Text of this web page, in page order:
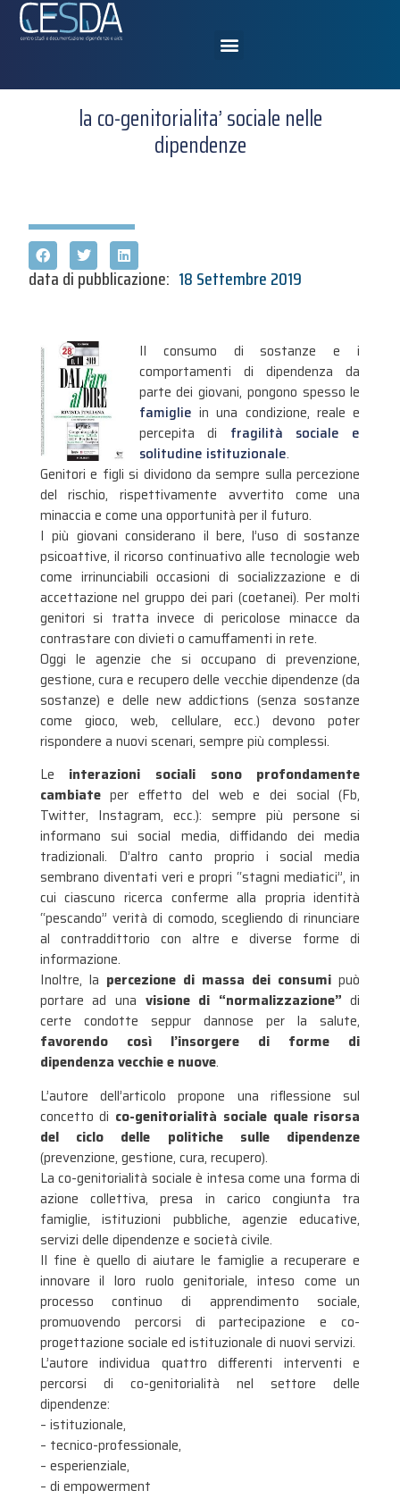
la co-genitorialita’ sociale nelle
dipendenze
data di pubblicazione: 18 Settembre 2019
Il consumo di sostanze e i
comportamenti di dipendenza da
parte dei giovani, pongono spesso le
famiglie in una condizione, reale e
percepita di fragilità sociale e
solitudine istituzionale.
Genitori e figli si dividono da sempre sulla percezione
del rischio, rispettivamente avvertito come una
minaccia e come una opportunità per il futuro.
I più giovani considerano il bere, l’uso di sostanze
psicoattive, il ricorso continuativo alle tecnologie web
come irrinunciabili occasioni di socializzazione e di
accettazione nel gruppo dei pari (coetanei). Per molti
genitori si tratta invece di pericolose minacce da
contrastare con divieti o camuffamenti in rete.
Oggi le agenzie che si occupano di prevenzione,
gestione, cura e recupero delle vecchie dipendenze (da
sostanze) e delle new addictions (senza sostanze
come gioco, web, cellulare, ecc.) devono poter
rispondere a nuovi scenari, sempre più complessi.
Le interazioni sociali sono profondamente
cambiateper effetto del web e dei social (Fb,
Twitter, Instagram, ecc.): sempre più persone si
informano sui social media, diffidando dei media
tradizionali. D’altro canto proprio i social media
sembrano diventati veri e propri “stagni mediatici”, in
cui ciascuno ricerca conferme alla propria identità
“pescando” verità di comodo, scegliendo di rinunciare
al contraddittorio con altre e diverse forme di
informazione.
Inoltre, la percezione di massa dei consumipuò
portare ad una visione di “normalizzazione”di
certe condotte seppur dannose per la salute,
favorendo così l’insorgere di forme di
dipendenza vecchie e nuove.
L’autore dell’articolo propone una riflessione sul
concetto di co-genitorialità sociale quale risorsa
del ciclo delle politiche sulle dipendenze
(prevenzione, gestione, cura, recupero).
La co-genitorialità sociale è intesa come una forma di
azione collettiva, presa in carico congiunta tra
famiglie, istituzioni pubbliche, agenzie educative,
servizi delle dipendenze e società civile.
Il fine è quello di aiutare le famiglie a recuperare e
innovare il loro ruolo genitoriale, inteso come un
processo continuo di apprendimento sociale,
promuovendo percorsi di partecipazione e co-
progettazione sociale ed istituzionale di nuovi servizi.
L’autore individua quattro differenti interventi e
percorsi di co-genitorialità nel settore delle
dipendenze:
– istituzionale,
– tecnico-professionale,
– esperienziale,
– di empowerment